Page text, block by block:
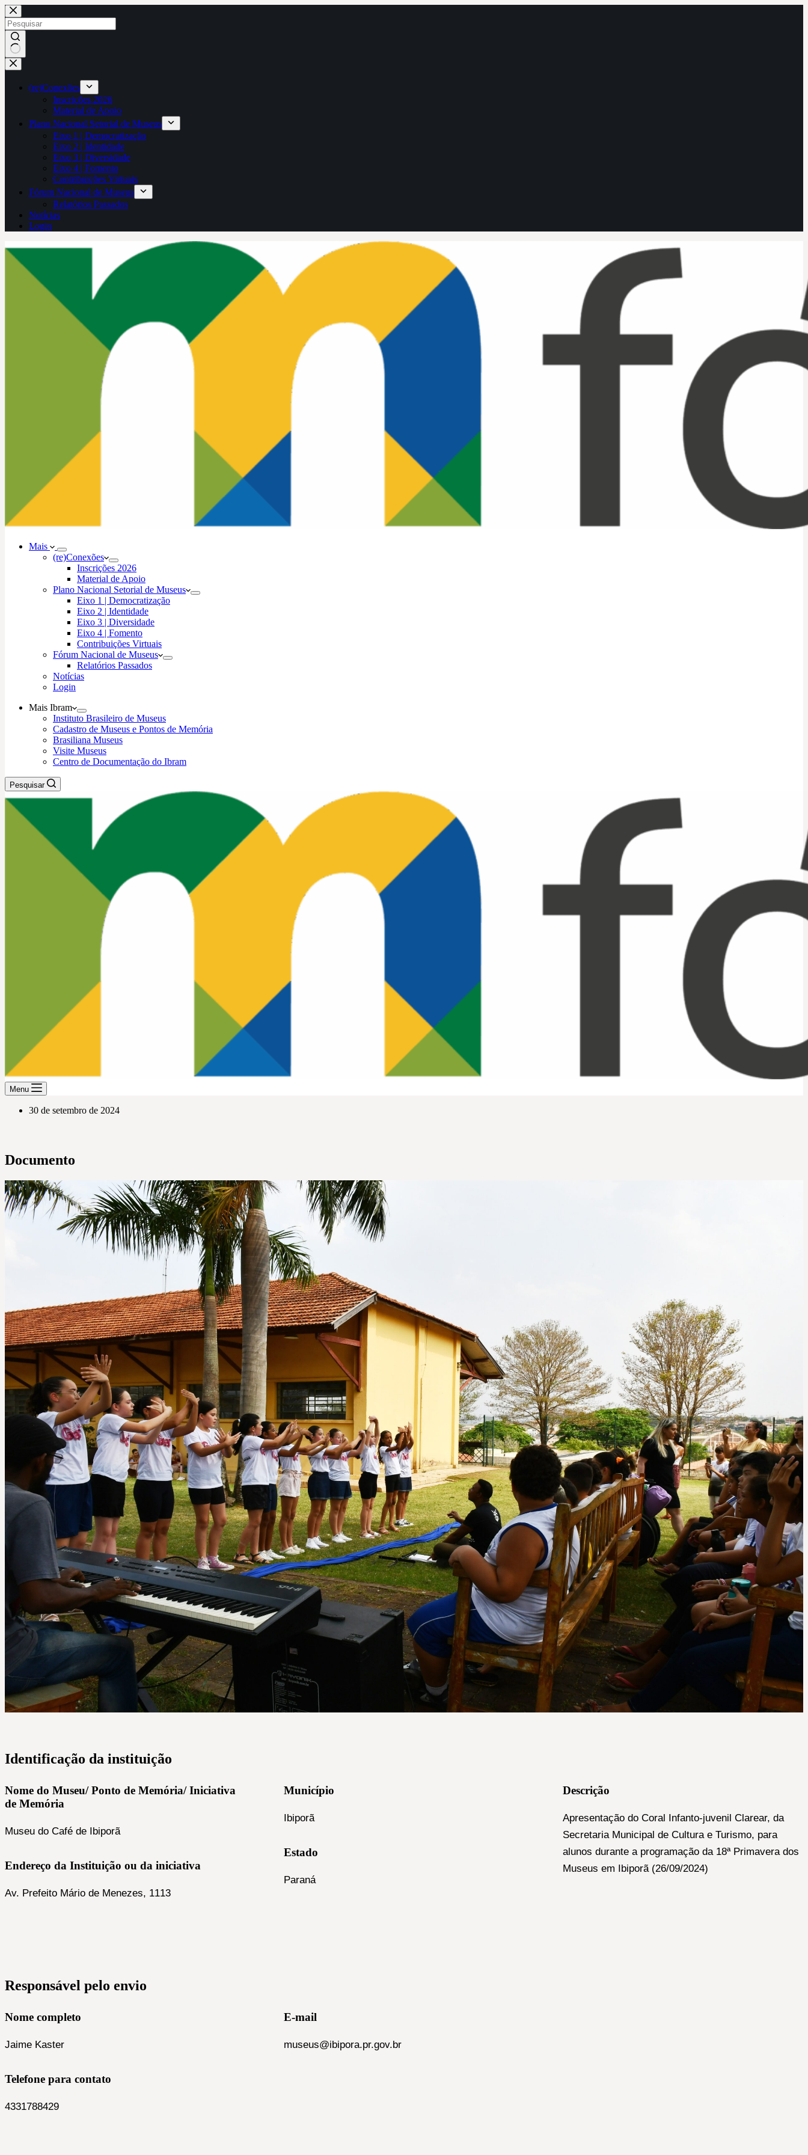
Pular
para
o
conteúdo
Sem
resultados
(re)Conexões
Inscrições 2026
Material de Apoio
Plano Nacional Setorial de Museus
Eixo 1 | Democratização
Eixo 2 | Identidade
Eixo 3 | Diversidade
Eixo 4 | Fomento
Contribuições Virtuais
Fórum Nacional de Museus
Relatórios Passados
Notícias
Login
Mais
(re)Conexões
Inscrições 2026
Material de Apoio
Plano Nacional Setorial de Museus
Eixo 1 | Democratização
Eixo 2 | Identidade
Eixo 3 | Diversidade
Eixo 4 | Fomento
Contribuições Virtuais
Fórum Nacional de Museus
Relatórios Passados
Notícias
Login
Mais Ibram
Instituto Brasileiro de Museus
Cadastro de Museus e Pontos de Memória
Brasiliana Museus
Visite Museus
Centro de Documentação do Ibram
Pesquisar
Menu
30 de setembro de 2024
Documento
Identificação da instituição
Nome do Museu/ Ponto de Memória/ Iniciativa
de Memória
Museu do Café de Ibiporã
Endereço da Instituição ou da iniciativa
Av. Prefeito Mário de Menezes, 1113
Município
Ibiporã
Estado
Paraná
Descrição
Apresentação do Coral Infanto-juvenil Clarear, da
Secretaria Municipal de Cultura e Turismo, para
alunos durante a programação da 18ª Primavera dos
Museus em Ibiporã (26/09/2024)
Responsável pelo envio
Nome completo
Jaime Kaster
Telefone para contato
4331788429
E-mail
museus@ibipora.pr.gov.br